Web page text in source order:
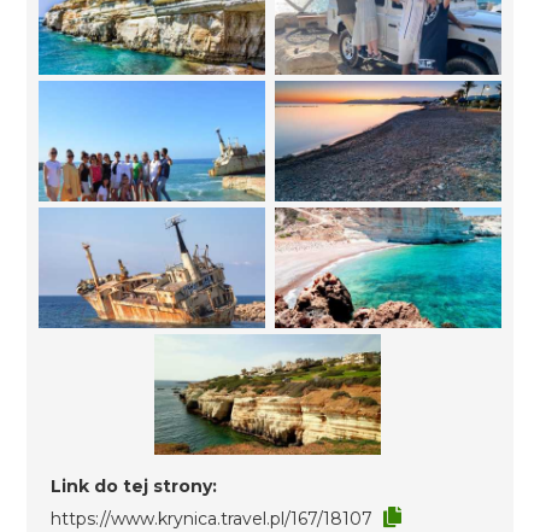
Link do tej strony:
https://www.krynica.travel.pl/167/18107